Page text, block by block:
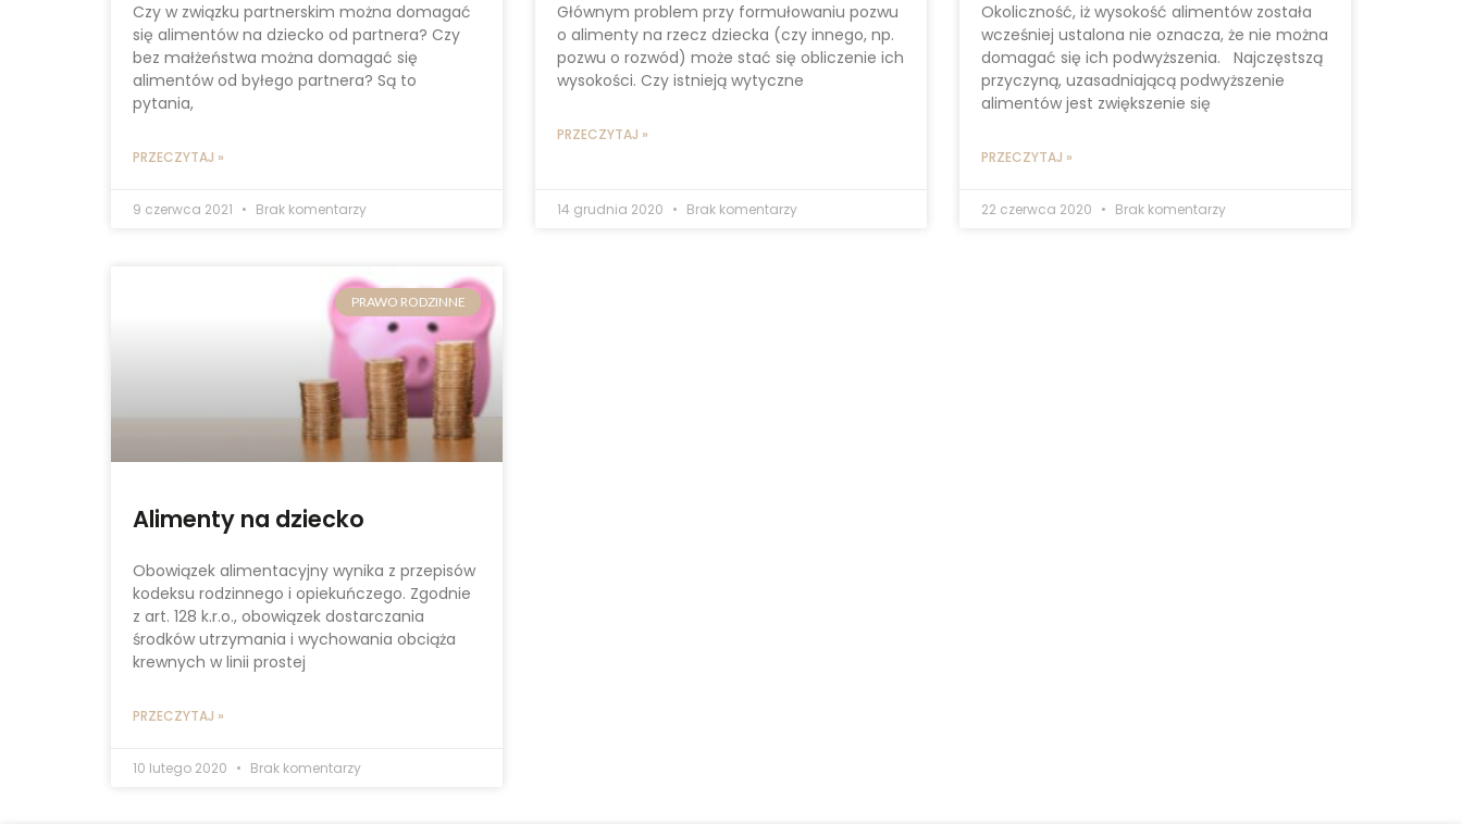
Czy w związku partnerskim można domagać
się alimentów na dziecko od partnera? Czy
bez małżeństwa można domagać się
alimentów od byłego partnera? Są to
pytania,
PRZECZYTAJ »
9 czerwca 2021 Brak komentarzy
Głównym problem przy formułowaniu pozwu
o alimenty na rzecz dziecka (czy innego, np.
pozwu o rozwód) może stać się obliczenie ich
wysokości. Czy istnieją wytyczne
PRZECZYTAJ »
14 grudnia 2020 Brak komentarzy
Okoliczność, iż wysokość alimentów została
wcześniej ustalona nie oznacza, że nie można
domagać się ich podwyższenia. Najczęstszą
przyczyną, uzasadniającą podwyższenie
alimentów jest zwiększenie się
PRZECZYTAJ »
22 czerwca 2020 Brak komentarzy
PRAWO RODZINNE
Alimenty na dziecko
Obowiązek alimentacyjny wynika z przepisów
kodeksu rodzinnego i opiekuńczego. Zgodnie
z art. 128 k.r.o., obowiązek dostarczania
środków utrzymania i wychowania obciąża
krewnych w linii prostej
PRZECZYTAJ »
10 lutego 2020 Brak komentarzy